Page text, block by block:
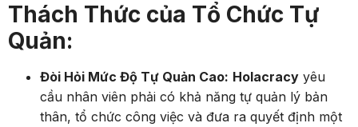
Thách Thức của Tổ Chức Tự
Quản:
Đòi Hỏi Mức Độ Tự Quản Cao: Holacracy yêu
cầu nhân viên phải có khả năng tự quản lý bản
thân, tổ chức công việc và đưa ra quyết định một